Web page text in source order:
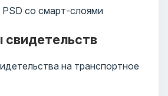
со смарт-слоями
свидетельств
на транспортное